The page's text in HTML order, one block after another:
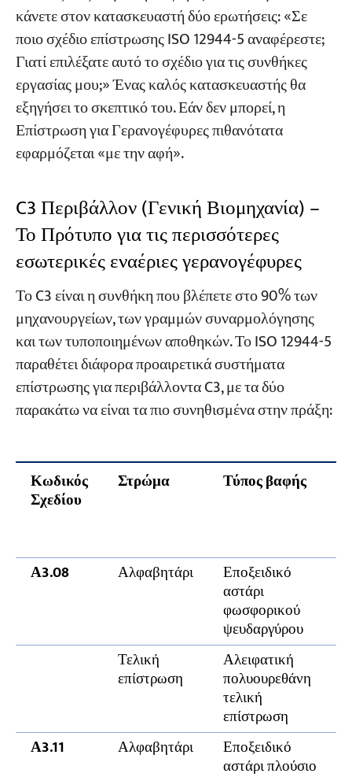
κάνετε στον κατασκευαστή δύο ερωτήσεις: «Σε
ποιο σχέδιο επίστρωσης ISO 12944-5 αναφέρεστε;
Γιατί επιλέξατε αυτό το σχέδιο για τις συνθήκες
εργασίας μου;» Ένας καλός κατασκευαστής θα
εξηγήσει το σκεπτικό του. Εάν δεν μπορεί, η
Επίστρωση για Γερανογέφυρες πιθανότατα
εφαρμόζεται «με την αφή».
C3 Περιβάλλον (Γενική Βιομηχανία) –
Το Πρότυπο για τις περισσότερες
εσωτερικές εναέριες γερανογέφυρες
Το C3 είναι η συνθήκη που βλέπετε στο 90% των
μηχανουργείων, των γραμμών συναρμολόγησης
και των τυποποιημένων αποθηκών. Το ISO 12944-5
παραθέτει διάφορα προαιρετικά συστήματα
επίστρωσης για περιβάλλοντα C3, με τα δύο
παρακάτω να είναι τα πιο συνηθισμένα στην πράξη:
Κωδικός
Σχεδίου
Στρώμα Τύπος βαφής
Α3.08
Αλφαβητάρι Εποξειδικό
αστάρι
φωσφορικού
ψευδαργύρου
Τελική
επίστρωση
Αλειφατική
πολυουρεθάνη
τελική
επίστρωση
Α3.11 Αλφαβητάρι Εποξειδικό
αστάρι πλούσιο